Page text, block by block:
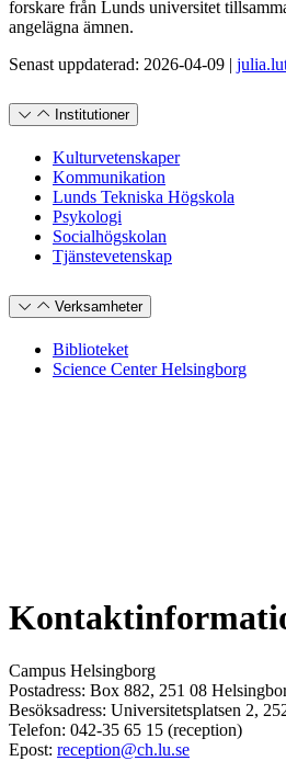
forskare från Lunds universitet
angelägna ämnen.
Senast uppdaterad: 2026-04-09 |
Institutioner
Kulturvetenskaper
Kommunikation
Lunds Tekniska Högskola
Psykologi
Socialhögskolan
Tjänstevetenskap
Verksamheter
Biblioteket
Science Center Helsingborg
Campus Helsingborg
Postadress: Box 882, 251 08
Besöksadress: Universitetsplatsen 2,
Telefon: 042-35 65 15 (reception)
Epost: reception@ch.lu.se